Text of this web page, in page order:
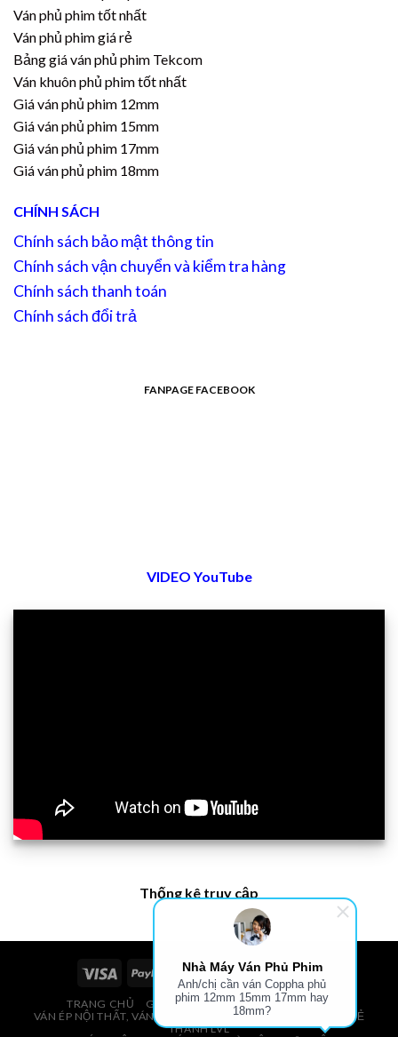
Ván phủ phim tốt nhất
Ván phủ phim giá rẻ
Bảng giá ván phủ phim Tekcom
Ván khuôn phủ phim tốt nhất
Giá ván phủ phim 12mm
Giá ván phủ phim 15mm
Giá ván phủ phim 17mm
Giá ván phủ phim 18mm
CHÍNH SÁCH
Chính sách bảo mật thông tin
Chính sách vận chuyển và kiểm tra hàng
Chính sách thanh toán
Chính sách đổi trả
FANPAGE FACEBOOK
VIDEO YouTube
Thống kê truy cập
TRANG CHỦ
GIÁ VÁN PHỦ PHIM, VÁN COPPHA
VÁN ÉP NỘI THẤT, VÁN ÉP BAO BÌ, VÁN SOFA, PALLETS, VÁN SẺ
THANH LVL
Nhà Máy Ván Phủ Phim
Anh/chị cần ván Coppha phủ
phim 12mm 15mm 17mm hay
18mm?